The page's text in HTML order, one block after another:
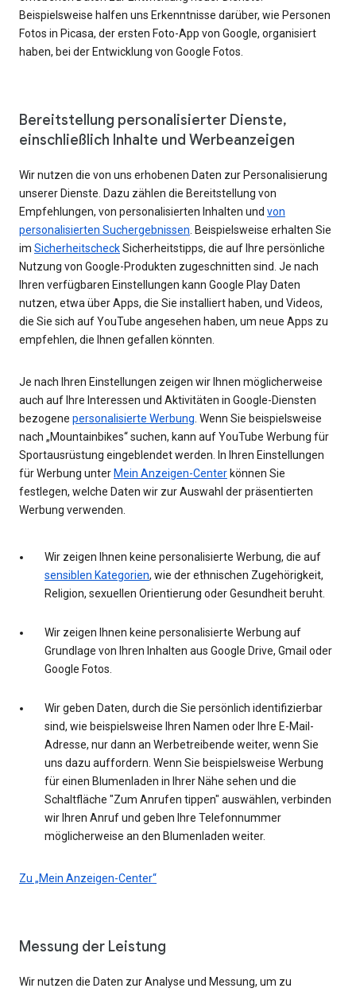
Beispielsweise halfen uns Erkenntnisse darüber, wie Personen
Fotos in Picasa, der ersten Foto-App von Google, organisiert
haben, bei der Entwicklung von Google Fotos.
Bereitstellung personalisierter Dienste,
einschließlich Inhalte und Werbeanzeigen
Wir nutzen die von uns erhobenen Daten zur Personalisierung
unserer Dienste. Dazu zählen die Bereitstellung von
Empfehlungen, von personalisierten Inhalten und von
personalisierten Suchergebnissen . Beispielsweise erhalten Sie
im SicherheitscheckSicherheitstipps, die auf Ihre persönliche
Nutzung von Google-Produkten zugeschnitten sind. Je nach
Ihren verfügbaren Einstellungen kann Google Play Daten
nutzen, etwa über Apps, die Sie installiert haben, und Videos,
die Sie sich auf YouTube angesehen haben, um neue Apps zu
empfehlen, die Ihnen gefallen könnten.
Je nach Ihren Einstellungen zeigen wir Ihnen möglicherweise
auch auf Ihre Interessen und Aktivitäten in Google-Diensten
bezogene personalisierte Werbung . Wenn Sie beispielsweise
nach „Mountainbikes“ suchen, kann auf YouTube Werbung für
Sportausrüstung eingeblendet werden. In Ihren Einstellungen
für Werbung unter Mein Anzeigen-Center können Sie
festlegen, welche Daten wir zur Auswahl der präsentierten
Werbung verwenden.
Wir zeigen Ihnen keine personalisierte Werbung, die auf
sensiblen Kategorien, wie der ethnischen Zugehörigkeit,
Religion, sexuellen Orientierung oder Gesundheit beruht.
Wir zeigen Ihnen keine personalisierte Werbung auf
Grundlage von Ihren Inhalten aus Google Drive, Gmail oder
Google Fotos.
Wir geben Daten, durch die Sie persönlich identifizierbar
sind, wie beispielsweise Ihren Namen oder Ihre E-Mail-
Adresse, nur dann an Werbetreibende weiter, wenn Sie
uns dazu auffordern. Wenn Sie beispielsweise Werbung
für einen Blumenladen in Ihrer Nähe sehen und die
Schaltfläche "Zum Anrufen tippen" auswählen, verbinden
wir Ihren Anruf und geben Ihre Telefonnummer
möglicherweise an den Blumenladen weiter.
Zu „Mein Anzeigen-Center“
Messung der Leistung
Wir nutzen die Daten zur Analyse und Messung, um zu